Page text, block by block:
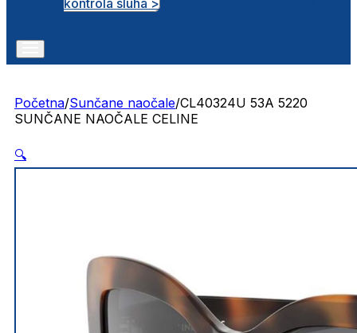
Početna/Sunčane naočale/CL40324U 53A 5220
SUNČANE NAOČALE CELINE
🔍